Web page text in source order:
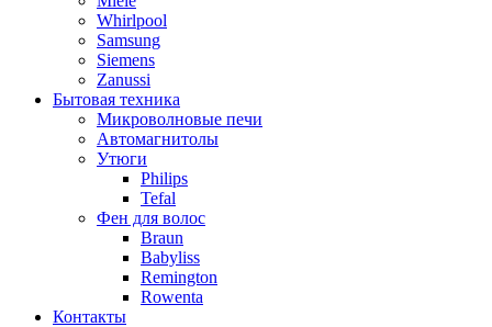
Whirlpool
Samsung
Siemens
Zanussi
Бытовая техника
Микроволновые печи
Автомагнитолы
Утюги
Philips
Tefal
Фен для волос
Braun
Babyliss
Remington
Rowenta
Контакты